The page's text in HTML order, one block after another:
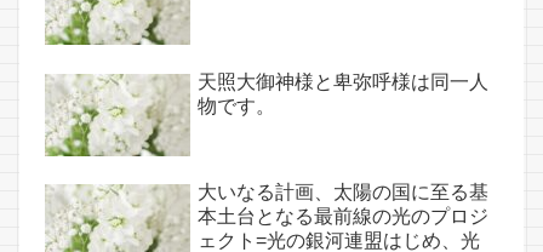
天照大御神様と卑弥呼様は同一人
物です。
大いなる計画、太陽の国に至る基
本土台となる最前線の光のプロジ
ェクト=光の銀河連盟はじめ、光